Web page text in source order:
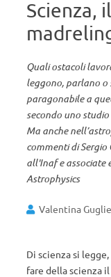
Scienza,
Quali ostacoli
leggono, parlano o
paragonabile a
secondo uno
Ma anche
commenti di Sergio
all'Inaf e associate
Astrophysics
Valentina
Di scienza si
fare della scienza